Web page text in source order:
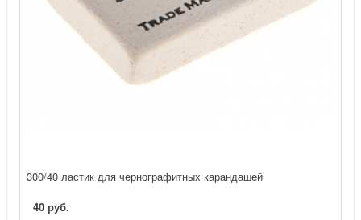
300/40 ластик для чернографитных карандашей
40 руб.